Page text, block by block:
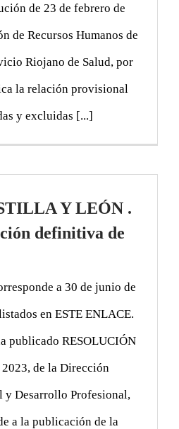
de 23 de febrero de
de Recursos Humanos de
Riojano de Salud, por
la relación provisional
y excluidas [...]
Y LEÓN .
definitiva de
a 30 de junio de
en ESTE ENLACE.
publicado RESOLUCIÓN
de la Dirección
y Desarrollo Profesional,
a la publicación de la